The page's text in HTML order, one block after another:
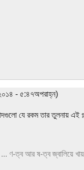
- ৫:৪৭অপরাহ্ন)
যে রকম তার তুলনায় এই
ণ-ত্ব আর ষ-ত্ব জ্বালিয়ে